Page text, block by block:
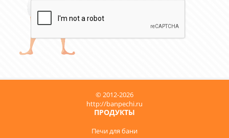
© 2012-2026
http://banpechi.ru
ПРОДУКТЫ
Печи для бани